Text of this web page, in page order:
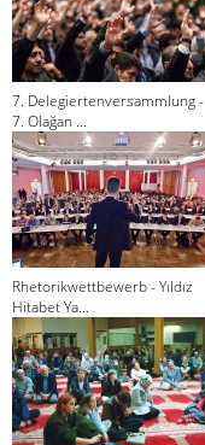
7. Delegiertenversammlung -
7. Olağan ...
Rhetorikwettbewerb - Yıldız
Hitabet Ya...